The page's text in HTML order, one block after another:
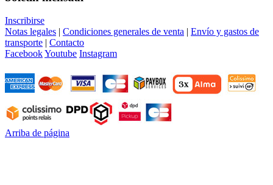
Inscribirse
Notas legales | Condiciones generales de venta | Envío y gastos de
transporte | Contacto
FacebookYoutube Instagram
Arriba de página